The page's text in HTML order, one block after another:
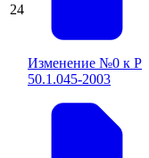
24
Изменение №0 к Р
50.1.045-2003